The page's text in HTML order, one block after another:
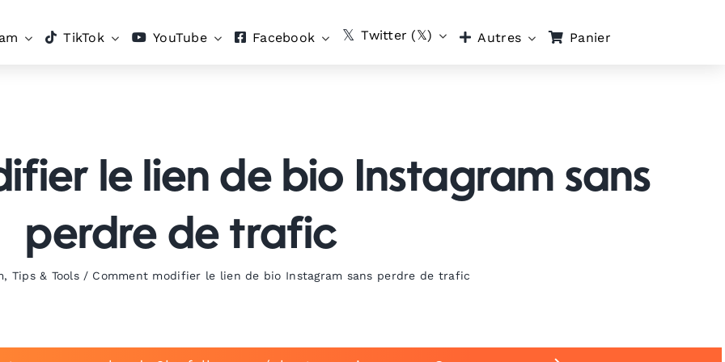
TikTok YouTube Facebook Twitter (𝕏) Autres Panier
le lien de bio Instagram sans
perdre de trafic
, Tips & Tools / Comment modifier le lien de bio Instagram sans perdre de trafic